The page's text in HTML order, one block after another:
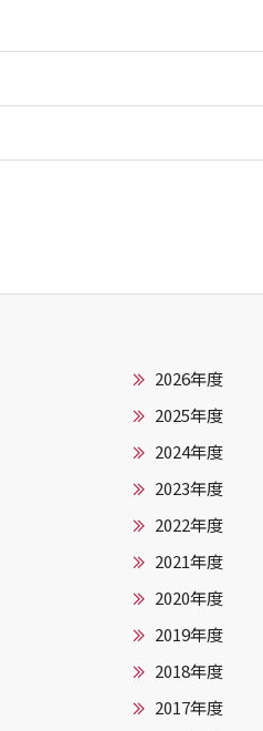
2026年度
2025年度
2024年度
2023年度
2022年度
2021年度
2020年度
2019年度
2018年度
2017年度